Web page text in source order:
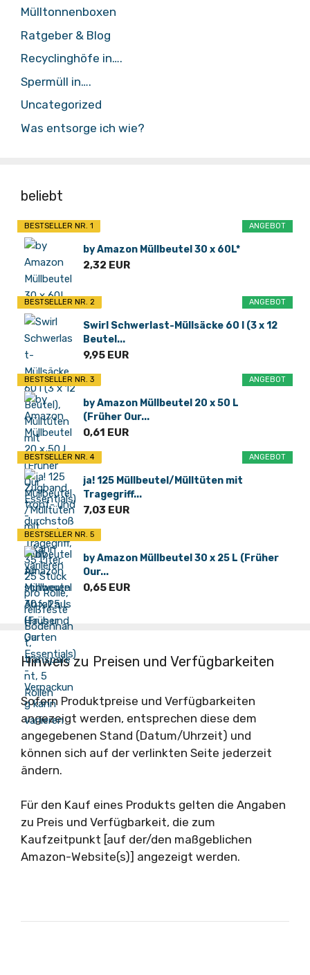
Mülltonnenboxen
Ratgeber & Blog
Recyclinghöfe in….
Spermüll in….
Uncategorized
Was entsorge ich wie?
beliebt
ANGEBOT
BESTSELLER NR. 1
by Amazon Müllbeutel 30 x 60L*
2,32 EUR
ANGEBOT
BESTSELLER NR. 2
Swirl Schwerlast-Müllsäcke 60 l (3 x 12
Beutel...
9,95 EUR
ANGEBOT
BESTSELLER NR. 3
by Amazon Müllbeutel 20 x 50 L
(Früher Our...
0,61 EUR
ANGEBOT
BESTSELLER NR. 4
ja! 125 Müllbeutel/Mülltüten mit
Tragegriff...
7,03 EUR
BESTSELLER NR. 5
by Amazon Müllbeutel 30 x 25 L (Früher
Our...
0,65 EUR
Hinweis zu Preisen und Verfügbarkeiten
Sofern Produktpreise und Verfügbarkeiten
angezeigt werden, entsprechen diese dem
angegebenen Stand (Datum/Uhrzeit) und
können sich auf der verlinkten Seite jederzeit
ändern.
Für den Kauf eines Produkts gelten die Angaben
zu Preis und Verfügbarkeit, die zum
Kaufzeitpunkt [auf der/den maßgeblichen
Amazon-Website(s)] angezeigt werden.